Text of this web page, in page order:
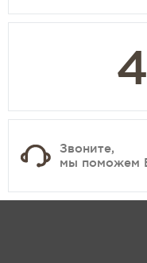
Звоните,
мы поможем